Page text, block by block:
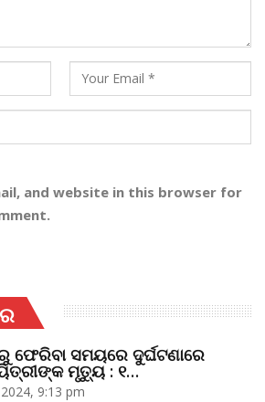
and website in this browser for
ଫେରିବା ସମୟରେ ଦୁର୍ଘଟଣାରେ
ମୃତ୍ୟୁ : ୧…
9:13 pm